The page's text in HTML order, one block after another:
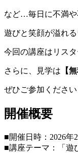
など…毎日に不満や
遊びと笑顔が溢れ
今回の講座はリス
さらに、見学は 【
ぜひご参加ください
開催概要
■開催日時：2026年
■講座テーマ：
「